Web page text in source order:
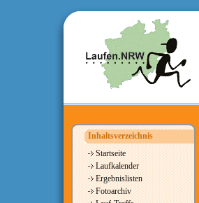
Inhaltsverzeichnis
Startseite
Laufkalender
Ergebnislisten
Fotoarchiv